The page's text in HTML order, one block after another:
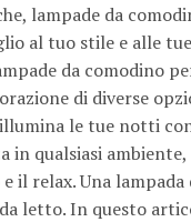
lampade da
al tuo stile e alle
da comodino
di diverse
le tue notti
in qualsiasi
relax. Una
letto. In questo